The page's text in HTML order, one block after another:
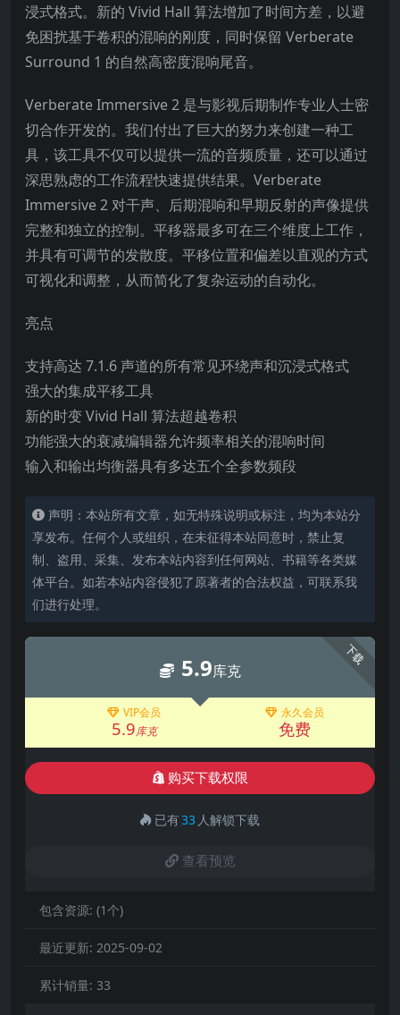
浸式格式。新的 Vivid Hall 算法增加了时间方差，以避
免困扰基于卷积的混响的刚度，同时保留 Verberate
Surround 1 的自然高密度混响尾音。
Verberate Immersive 2 是与影视后期制作专业人士密
切合作开发的。我们付出了巨大的努力来创建一种工
具，该工具不仅可以提供一流的音频质量，还可以通过
深思熟虑的工作流程快速提供结果。Verberate
Immersive 2 对干声、后期混响和早期反射的声像提供
完整和独立的控制。平移器最多可在三个维度上工作，
并具有可调节的发散度。平移位置和偏差以直观的方式
可视化和调整，从而简化了复杂运动的自动化。
亮点
支持高达 7.1.6 声道的所有常见环绕声和沉浸式格式
强大的集成平移工具
新的时变 Vivid Hall 算法超越卷积
功能强大的衰减编辑器允许频率相关的混响时间
输入和输出均衡器具有多达五个全参数频段
声明：本站所有文章，如无特殊说明或标注，均为本站分
享发布。任何个人或组织，在未征得本站同意时，禁止复
制、盗用、采集、发布本站内容到任何网站、书籍等各类媒
体平台。如若本站内容侵犯了原著者的合法权益，可联系我
们进行处理。
下载
5.9库克
VIP会员
5.9库克
永久会员
免费
购买下载权限
已有33 人解锁下载
查看预览
包含资源: (1个)
最近更新: 2025-09-02
累计销量: 33